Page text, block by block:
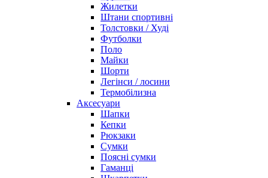
Жилетки
Штани спортивні
Толстовки / Худі
Футболки
Поло
Майки
Шорти
Легінси / лосини
Термобілизна
Аксесуари
Шапки
Кепки
Рюкзаки
Сумки
Поясні сумки
Гаманці